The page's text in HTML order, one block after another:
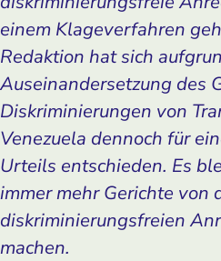
einem Klageverfahren
Redaktion hat sich
Auseinandersetzung des
Diskriminierungen von
Venezuela dennoch für
Urteils entschieden. Es
immer mehr Gerichte von
diskriminierungsfreien
machen.